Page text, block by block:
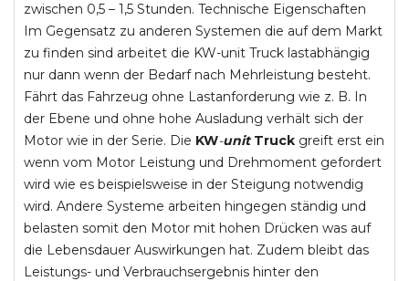
zwischen 0,5 – 1,5 Stunden. Technische Eigenschaften
Im Gegensatz zu anderen Systemen die auf dem Markt
zu finden sind arbeitet die KW-unit Truck lastabhängig
nur dann wenn der Bedarf nach Mehrleistung besteht.
Fährt das Fahrzeug ohne Lastanforderung wie z. B. In
der Ebene und ohne hohe Ausladung verhält sich der
Motor wie in der Serie. Die KW-unit Truck greift erst ein
wenn vom Motor Leistung und Drehmoment gefordert
wird wie es beispielsweise in der Steigung notwendig
wird. Andere Systeme arbeiten hingegen ständig und
belasten somit den Motor mit hohen Drücken was auf
die Lebensdauer Auswirkungen hat. Zudem bleibt das
Leistungs- und Verbrauchsergebnis hinter den